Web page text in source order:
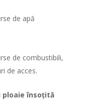
de apă
de combustibili,
de acces.
ploaie însoţită